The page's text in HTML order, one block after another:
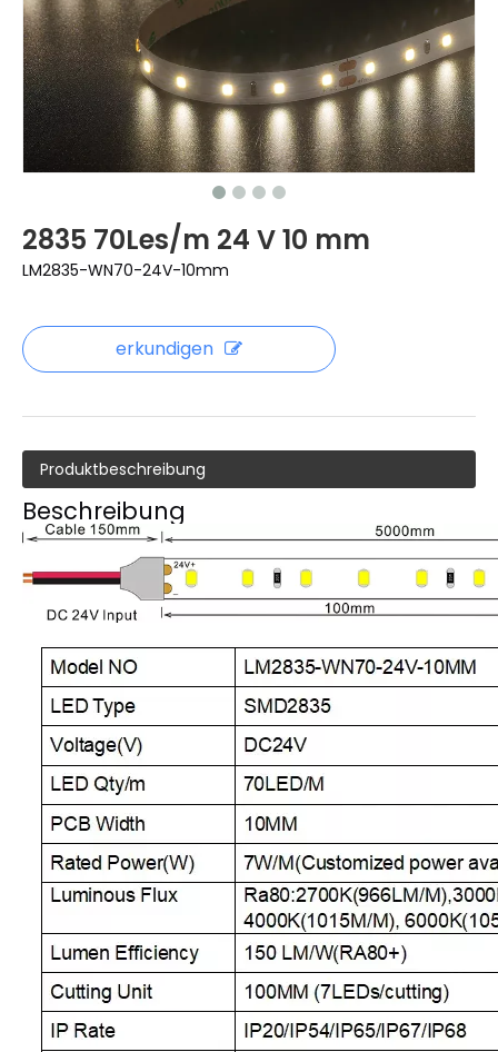
2835 70Les/m 24 V 10 mm
LM2835-WN70-24V-10mm
erkundigen
Produktbeschreibung
Beschreibung